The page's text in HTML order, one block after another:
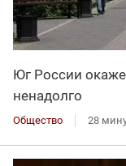
Юг России
ненадолго
Общество 28